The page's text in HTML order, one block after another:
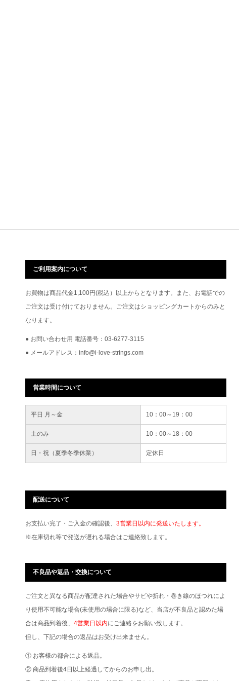
ご利用案内について
お買物は商品代金1,100円(税込）以上からとなります。また、お電話での
ご注文は受け付けておりません。ご注文はショッピングカートからのみと
なります。
● お問い合わせ用 電話番号：03-6277-3115
● メールアドレス：info@i-love-strings.com
営業時間について
平日 月～金 10：00～19：00
土のみ 10：00～18：00
日・祝（夏季冬季休業） 定休日
配送について
お支払い完了・ご入金の確認後、 3営業日以内に発送いたします。
※在庫切れ等で発送が遅れる場合はご連絡致します。
不良品や返品・交換について
ご注文と異なる商品が配達された場合やサビや折れ・巻き線のほつれによ
り使用不可能な場合(未使用の場合に限る)など、当店が不良品と認めた場
合は商品到着後、 4営業日以内にご連絡をお願い致します。
但し、下記の場合の返品はお受け出来ません。
① お客様の都合による返品。
② 商品到着後4日以上経過してからのお申し出。